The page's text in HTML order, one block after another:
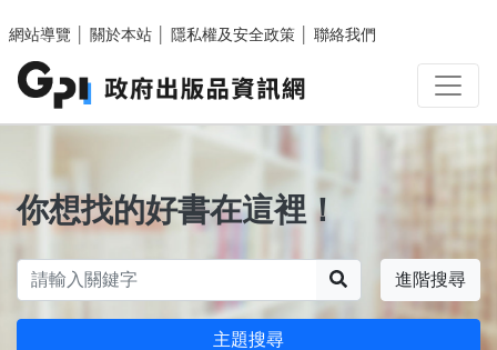
網站導覽
關於本站 隱私權及安全政策 聯絡我們
你想找的好書在這裡！
進階搜尋
主題搜尋